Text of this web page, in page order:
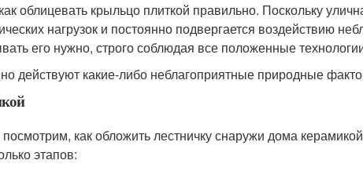
облицевать крыльцо плиткой правильно. Поскольку
нагрузок и постоянно подвергается воздействию
его нужно, строго соблюдая все положенные
действуют какие-либо неблагоприятные природные
как обложить лестничку снаружи дома
этапов: